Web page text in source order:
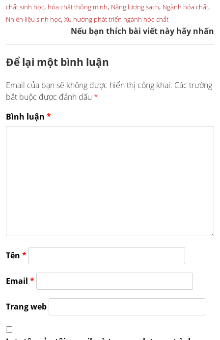
chất sinh học, hóa chất thông minh, Năng lượng sạch, Ngành hóa chất,
Nhiên liệu sinh học, Xu hướng phát triển ngành hóa chất
Nếu bạn thích bài viết này hãy nhấn
Để lại một bình luận
Email của bạn sẽ không được hiển thị công khai. Các trường
bắt buộc được đánh dấu *
Bình luận *
Tên *
Email *
Trang web